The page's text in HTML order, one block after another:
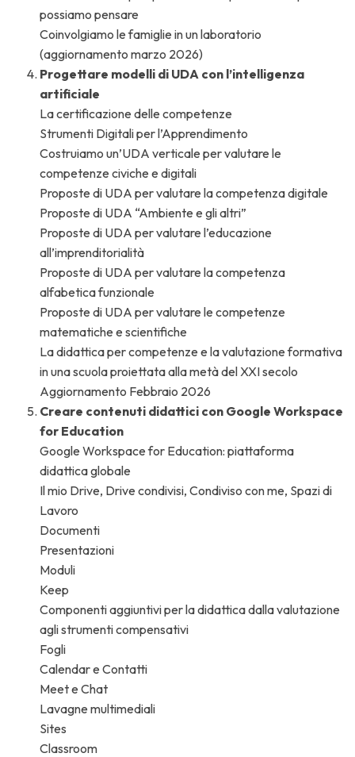
possiamo pensare
Coinvolgiamo le famiglie in un laboratorio
(aggiornamento marzo 2026)
Progettare modelli di UDA con l’intelligenza
artificiale
La certificazione delle competenze
Strumenti Digitali per l’Apprendimento
Costruiamo un’UDA verticale per valutare le
competenze civiche e digitali
Proposte di UDA per valutare la competenza digitale
Proposte di UDA “Ambiente e gli altri”
Proposte di UDA per valutare l’educazione
all’imprenditorialità
Proposte di UDA per valutare la competenza
alfabetica funzionale
Proposte di UDA per valutare le competenze
matematiche e scientifiche
La didattica per competenze e la valutazione formativa
in una scuola proiettata alla metà del XXI secolo
Aggiornamento Febbraio 2026
Creare contenuti didattici con Google Workspace
for Education
Google Workspace for Education: piattaforma
didattica globale
Il mio Drive, Drive condivisi, Condiviso con me, Spazi di
Lavoro
Documenti
Presentazioni
Moduli
Keep
Componenti aggiuntivi per la didattica dalla valutazione
agli strumenti compensativi
Fogli
Calendar e Contatti
Meet e Chat
Lavagne multimediali
Sites
Classroom